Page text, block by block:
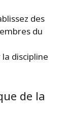
des
du
discipline
de la